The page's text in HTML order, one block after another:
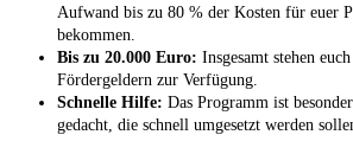
Auf­wand bis zu 80 % der Kos­ten für euer
bekommen.
Bis zu 20.000 Euro: Ins­ge­samt ste­hen
För­der­gel­dern zur Verfügung.
Schnel­le Hil­fe: Das Pro­gramm ist
gedacht, die schnell umge­setzt wer­den